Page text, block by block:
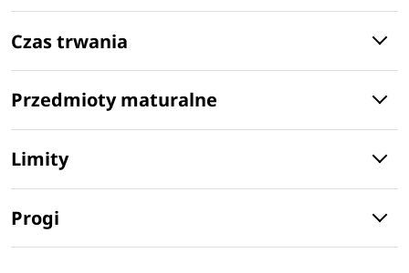
Czas trwania
Przedmioty maturalne
Limity
Progi